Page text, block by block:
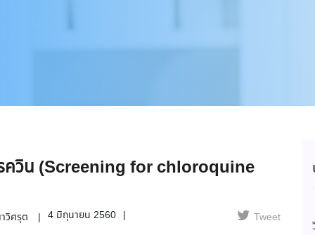
รควิน (Screening for chloroquine
วิศรุต 4 มิถุนายน 2560 Tweet